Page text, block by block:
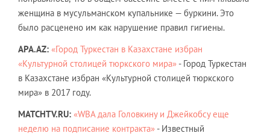
женщина в мусульманском купальнике — буркини. Это
было расценено им как нарушение правил гигиены.
APA.AZ: «Город Туркестан в Казахстане избран
«Культурной столицей тюркского мира» - Город Туркестан
в Казахстане избран «Культурной столицей тюркского
мира» в 2017 году.
MATCHTV.RU: «WBA дала Головкину и Джейкобсу еще
неделю на подписание контракта» - Известный